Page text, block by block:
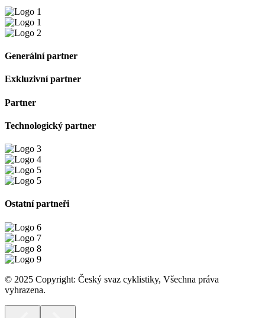
Generální partner
Exkluzivní partner
Partner
Technologický partner
Ostatní partneři
© 2025 Copyright: Český svaz cyklistiky, Všechna práva
vyhrazena.